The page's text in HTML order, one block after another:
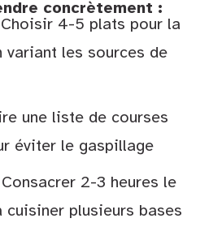
concrètement :
4-5 plats pour la
variant les sources de
une liste de courses
éviter le gaspillage
2-3 heures le
cuisiner plusieurs bases